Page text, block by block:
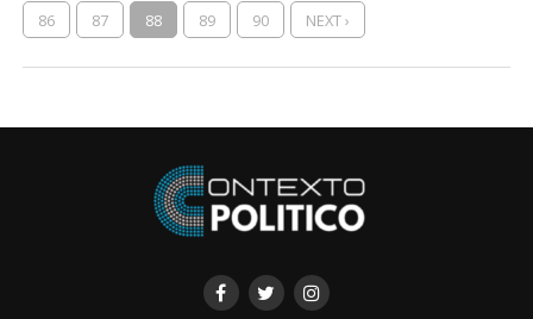
86
87 88 89 90 NEXT ›